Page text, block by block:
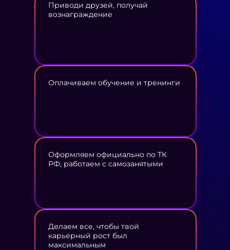
Приводи друзей, получай
вознаграждение
Оплачиваем обучение и тренинги
Оформляем официально по ТК
РФ, работаем с самозанятыми
Делаем все, чтобы твой
карьерный рост был
максимальным